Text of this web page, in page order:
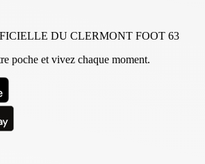
DU CLERMONT FOOT 63
poche et vivez chaque moment.